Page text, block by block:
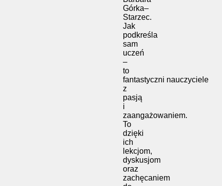
Górka–
Starzec.
Jak
podkreśla
sam
uczeń
–
to
fantastyczni nauczyciele
z
pasją
i
zaangażowaniem.
To
dzięki
ich
lekcjom,
dyskusjom
oraz
zachęcaniem